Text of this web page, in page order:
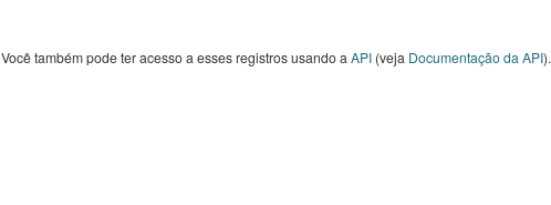
Você também pode ter acesso a esses registros usando a API(veja Documentação da API).